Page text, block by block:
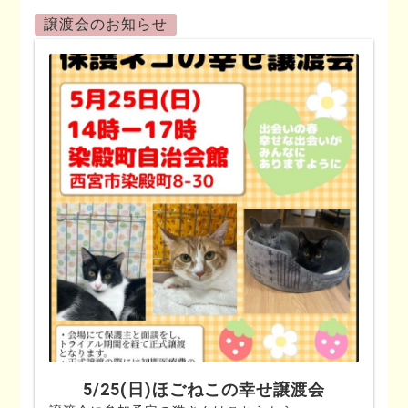
譲渡会のお知らせ
5/25(日)ほごねこの幸せ譲渡会